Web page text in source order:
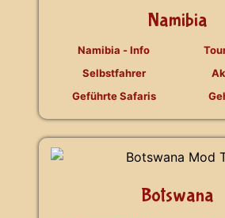
Namibia
Namibia - Info
Selbstfahrer
Geführte Safaris
Botswana